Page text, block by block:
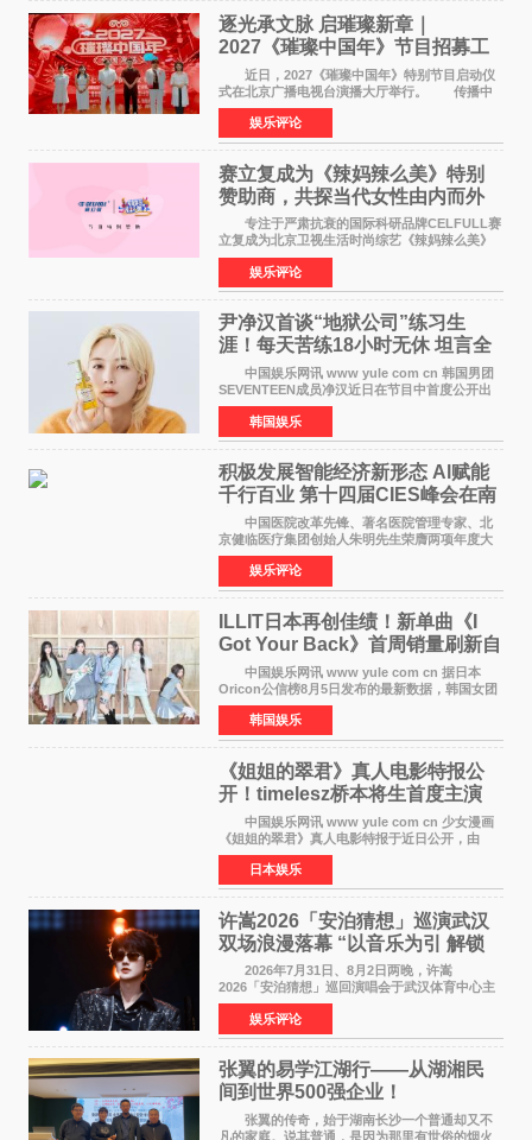
逐光承文脉 启璀璨新章｜
2027《璀璨中国年》节目招募工
作圆满启动
近日，2027《璀璨中国年》特别节目启动仪
式在北京广播电视台演播大厅举行。 传播中
华优秀传统文化，弘扬纯正国风艺术，打造高规
格、高质感、正能量的文艺盛典，是璀璨中国年
矢志不渝的初心
娱乐评论
赛立复成为《辣妈辣么美》特别
赞助商，共探当代女性由内而外
活力美
专注于严肃抗衰的国际科研品牌CELFULL赛
立复成为北京卫视生活时尚综艺《辣妈辣么美》
的特别赞助商,明星辣妈袁咏仪倾情参与，向广大
都市女性传递健康生活新主张，寄语当代女性在
家庭与自我之间
娱乐评论
尹净汉首谈“地狱公司”练习生
涯！每天苦练18小时无休 坦言全
靠成员撑过来
中国娱乐网讯 www yule com cn 韩国男团
SEVENTEEN成员净汉近日在节目中首度公开出
道前的残酷练习生经历，并提及经纪公司Pledis
娱乐，引发广泛关注。 在8月2日播出的日本
TBS综艺节目《周
韩国娱乐
积极发展智能经济新形态 Al赋能
千行百业 第十四届CIES峰会在南
京盛大召开
中国医院改革先锋、著名医院管理专家、北
京健临医疗集团创始人朱明先生荣膺两项年度大
奖 2026年7月31日，盛夏金陵，长江之畔，
以重落地·真务实·强链接为主题的2026&lsquo;人
工智能+&rsquo
娱乐评论
ILLIT日本再创佳绩！新单曲《I
Got Your Back》首周销量刷新自
身纪录
中国娱乐网讯 www yule com cn 据日本
Oricon公信榜8月5日发布的最新数据，韩国女团
ILLIT在日本发行的第二张单曲《I Got Your
Back》首周销量达到71,009张，成功跻身最新一
期周单曲排行
韩国娱乐
《姐姐的翠君》真人电影特报公
开！timelesz桥本将生首度主演
12月4日上映
中国娱乐网讯 www yule com cn 少女漫画
《姐姐的翠君》真人电影特报于近日公开，由
timelesz成员桥本将生担任主演，这也是他首次
担任电影主演，引发高度关注。 女高中生咲
苗翠（中岛瑠菜
日本娱乐
许嵩2026「安泊猜想」巡演武汉
双场浪漫落幕 “以音乐为引 解锁
江城记忆”
2026年7月31日、8月2日两晚，许嵩
2026「安泊猜想」巡回演唱会于武汉体育中心主
体育场盛大开唱。许嵩与数万歌迷在此相聚，从
浪漫惬意的舞台设计到充满诚意与惊喜的现场互
动，共同开启了一场关于
娱乐评论
张翼的易学江湖行——从湖湘民
间到世界500强企业！
张翼的传奇，始于湖南长沙一个普通却又不
凡的家庭。说其普通，是因为那里有世俗的烟火